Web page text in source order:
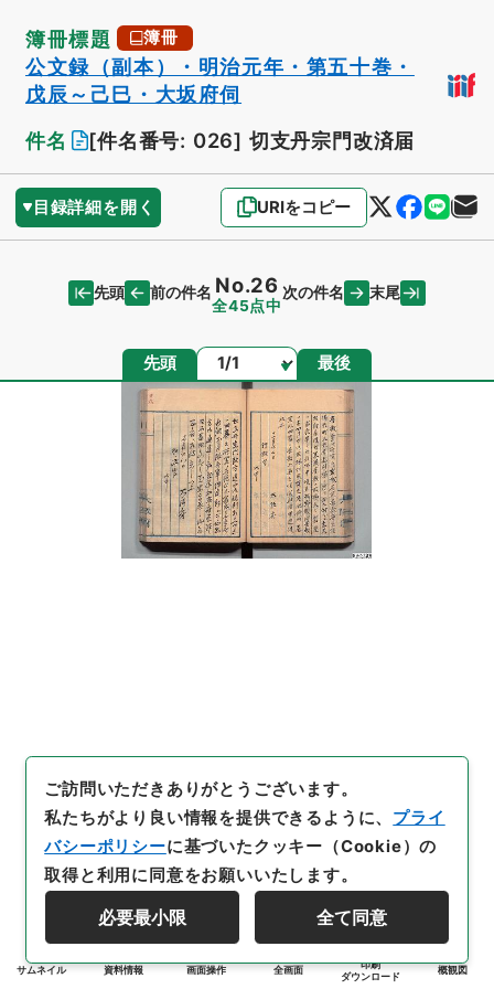
簿冊標題 簿冊
公文録（副本）・明治元年・第五十巻・
戊辰～己巳・大坂府伺
件名
[件名番号: 026] 切支丹宗門改済届
目録詳細を開く URIをコピー
先頭 前の件名 No.26
全45点中
次の件名 末尾
先頭 ページ 最後
サムネイル 資料情報 画面操作 全画面
印刷
ダウンロード
概観図
ご訪問いただきありがとうございます。
私たちがより良い情報を提供できるように、 プライ
バシーポリシーに基づいたクッキー（Cookie）の
取得と利用に同意をお願いいたします。
必要最小限 全て同意